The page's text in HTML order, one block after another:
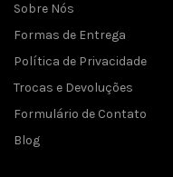
Sobre Nós
Formas de Entrega
Política de Privacidade
Trocas e Devoluções
Formulário de Contato
Blog